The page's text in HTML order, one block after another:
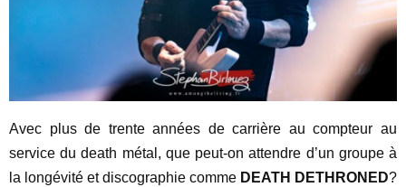
Avec plus de trente années de carrière au compteur au
service du death métal, que peut-on attendre d’un groupe à
la longévité et discographie comme DEATH DETHRONED?